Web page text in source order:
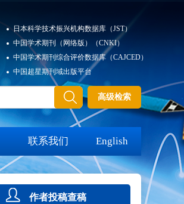
日本科学技术振兴机构数据库（JST）
中国学术期刊（网络版）（CNKI）
中国学术期刊综合评价数据库（CAJCED）
中国超星期刊域出版平台
高级检索
联系我们 English
作者投稿查稿